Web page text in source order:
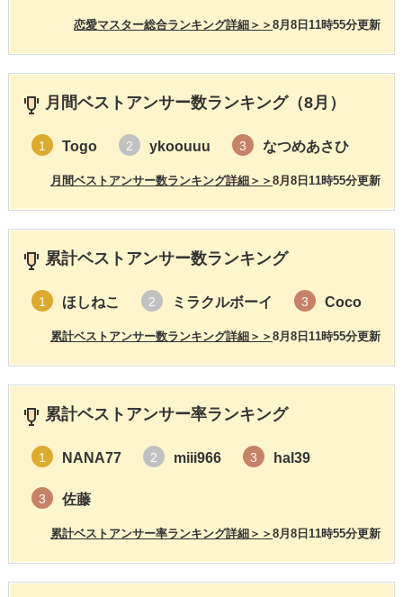
8月8日11時55分更新
恋愛マスター総合ランキング詳細＞＞
月間ベストアンサー数ランキング（8月）
1 Togo 2 ykoouuu 3 なつめあさひ
8月8日11時55分更新
月間ベストアンサー数ランキング詳細＞＞
累計ベストアンサー数ランキング
1 ほしねこ 2 ミラクルボーイ 3 Coco
8月8日11時55分更新
累計ベストアンサー数ランキング詳細＞＞
累計ベストアンサー率ランキング
1 NANA77 2 miii966 3 hal39
3 佐藤
8月8日11時55分更新
累計ベストアンサー率ランキング詳細＞＞